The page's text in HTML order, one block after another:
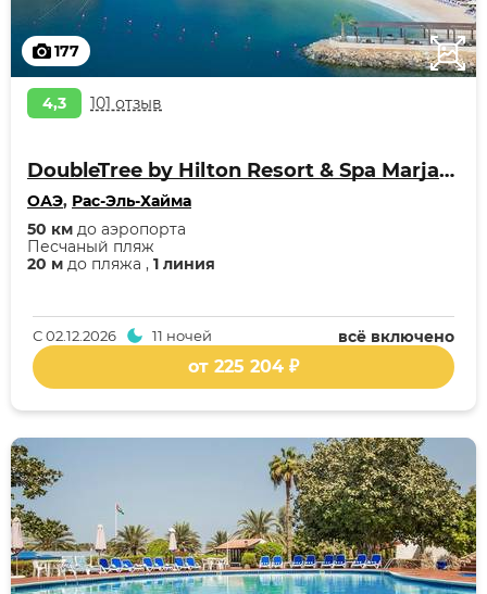
177
4,3 101 отзыв
DoubleTree by Hilton Resort & Spa Marjan Island
ОАЭ, Рас-Эль-Хайма
20 м до пляжа , 1 линия
Песчаный пляж
50 км до аэропорта
всё включено
С02.12.2026 11 ночей
от 225 204 ₽